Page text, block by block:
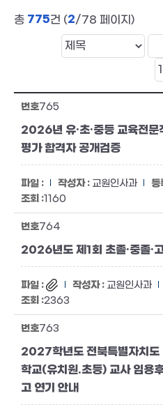
총 775건 (2/78 페이지)
765
2026년 유·초·중등 교육전문
평가 합격자 공개검증
교원인사과
1160
764
2026년도 제1회 초졸·중졸·
교원인사과
2363
763
2027학년도 전북특별자치도
학교(유치원.초등) 교사 임용
고 연기 안내